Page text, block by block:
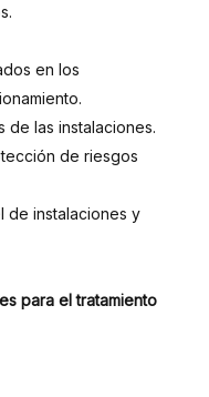
en los
de las instalaciones.
de riesgos
de instalaciones y
para el tratamiento